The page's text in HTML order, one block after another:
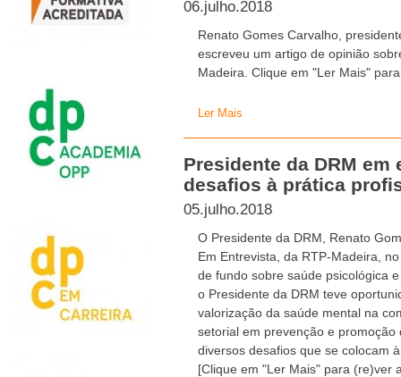
06.julho.2018
Renato Gomes Carvalho,
escreveu um artigo de opinião
Madeira. Clique em "Ler Mais"
Ler Mais
Presidente da DRM em
desafios à prática
05.julho.2018
O Presidente da DRM, Renato
Em Entrevista, da RTP-Madeira,
de fundo sobre saúde psicológica
o Presidente da DRM teve
valorização da saúde mental na
setorial em prevenção e
diversos desafios que se colocam
[Clique em "Ler Mais" para (re)ver